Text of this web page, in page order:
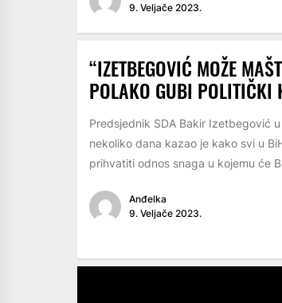
9. Veljače 2023.
“IZETBEGOVIĆ MOŽE
POLAKO GUBI POLITIČKI
Predsjednik SDA Bakir Izetbegović
nekoliko dana kazao je kako svi u
prihvatiti odnos snaga u kojemu će
Anđelka
9. Veljače 2023.